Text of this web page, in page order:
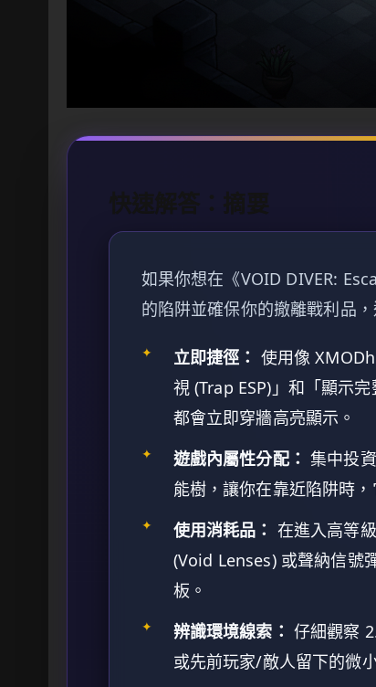
快速解答：摘要
如果你想在《VOID DIVER:
的陷阱並確保你的撤離戰利品
✦ 立即捷徑： 使用像
視 (Trap ESP)」和「顯示
都會立即穿牆高亮顯示。
✦ 遊戲內屬性分配： 集中投
能樹，讓你在靠近陷阱時
✦ 使用消耗品： 在進入高等
(Void Lenses) 或聲納信號
板。
✦ 辨識環境線索： 仔細觀察
或先前玩家/敵人留下的微